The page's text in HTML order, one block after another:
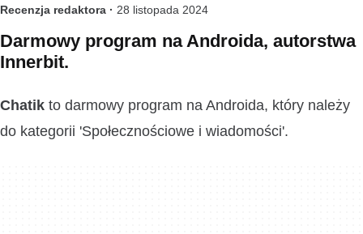
Recenzja redaktora · 28 listopada 2024
Darmowy program na Androida, autorstwa
Innerbit.
Chatik to darmowy program na Androida, który należy
do kategorii 'Społecznościowe i wiadomości'.